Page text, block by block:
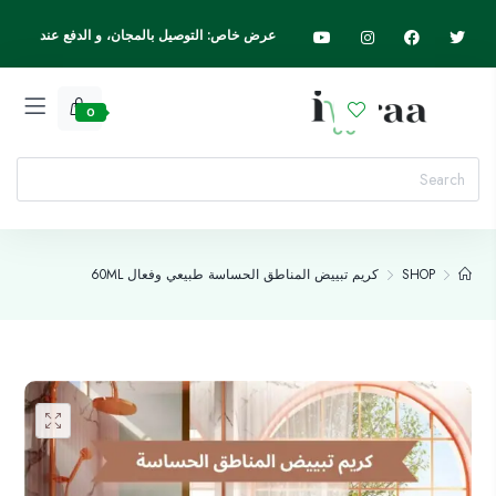
عرض خاص: التوصيل بالمجان، و الدفع عند
الاستلام، اسرع واطلب الآن
0
SHOP كريم تبييض المناطق الحساسة طبيعي وفعال 60ML
Add to wishlist
🔍